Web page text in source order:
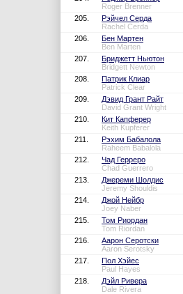
Roger Brenner
205.
Рэйчел Серда
Rachel Cerda
206.
Бен Мартен
Ben Marten
207.
Бриджетт Ньютон
Bridgett Newton
208.
Патрик Клиар
Patrick Clear
209.
Дэвид Грант Райт
David Grant Wright
210.
Кит Капферер
Keith Kupferer
211.
Рэхим Бабалола
Raheem Babalola
212.
Чад Герреро
Chad Guerrero
213.
Джереми Шолдис
Jeremy Shouldis
214.
Джой Нейбр
Joey Naber
215.
Том Риордан
Tom Riordan
216.
Аарон Серотски
Aaron Serotsky
217.
Пол Хэйес
Paul Hayes
218.
Дэйл Ривера
Dale Rivera